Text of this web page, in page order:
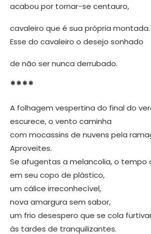
acabou por tornar-se centauro,
cavaleiro que é sua própria montada.
Esse do cavaleiro o desejo sonhado
de não ser nunca derrubado.
****
A folhagem vespertina do final do
escurece, o vento caminha
com mocassins de nuvens pela
Aproveites.
Se afugentas a melancolia, o tempo
em seu copo de plástico,
um cálice irreconhecível,
nova amargura sem sabor,
um frio desespero que se cola
às tardes de tranquilizantes.